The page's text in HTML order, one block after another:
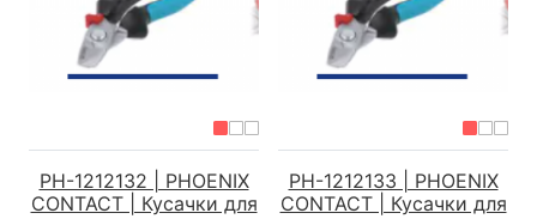
PH-1212132 | PHOENIX
CONTACT | Кусачки для
PH-1212133 | PHOENIX
CONTACT | Кусачки для